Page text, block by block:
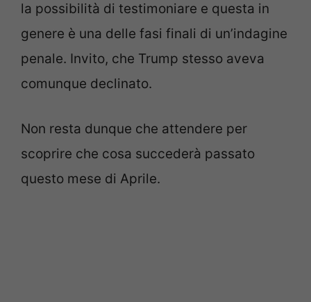
la possibilità di testimoniare e questa in
genere è una delle fasi finali di un’indagine
penale. Invito, che Trump stesso aveva
comunque declinato.
Non resta dunque che attendere per
scoprire che cosa succederà passato
questo mese di Aprile.